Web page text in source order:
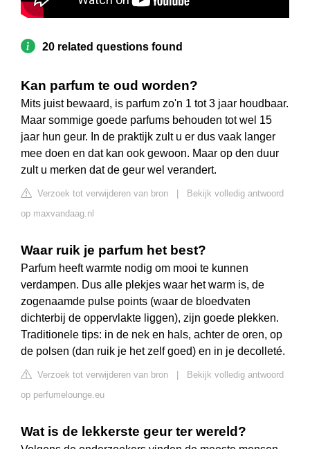
20 related questions found
Kan parfum te oud worden?
Mits juist bewaard, is parfum zo'n 1 tot 3 jaar houdbaar.
Maar sommige goede parfums behouden tot wel 15
jaar hun geur. In de praktijk zult u er dus vaak langer
mee doen en dat kan ook gewoon. Maar op den duur
zult u merken dat de geur wel verandert.
Verzoek tot verwijderen van bron
Bekijk volledig antwoord
op maxvandaag.nl
Waar ruik je parfum het best?
Parfum heeft warmte nodig om mooi te kunnen
verdampen. Dus alle plekjes waar het warm is, de
zogenaamde pulse points (waar de bloedvaten
dichterbij de oppervlakte liggen), zijn goede plekken.
Traditionele tips: in de nek en hals, achter de oren, op
de polsen (dan ruik je het zelf goed) en in je decolleté.
Verzoek tot verwijderen van bron
Bekijk volledig antwoord
op perfumelounge.eu
Wat is de lekkerste geur ter wereld?